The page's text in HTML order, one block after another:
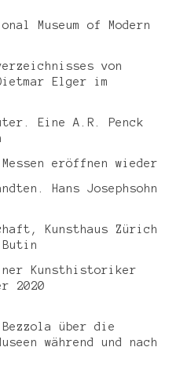
Museum of Modern
von
Elger im
Eine A.R. Penck
eröffnen wieder
Hans Josephsohn
Kunsthaus Zürich
Kunsthistoriker
2020
über die
während und nach